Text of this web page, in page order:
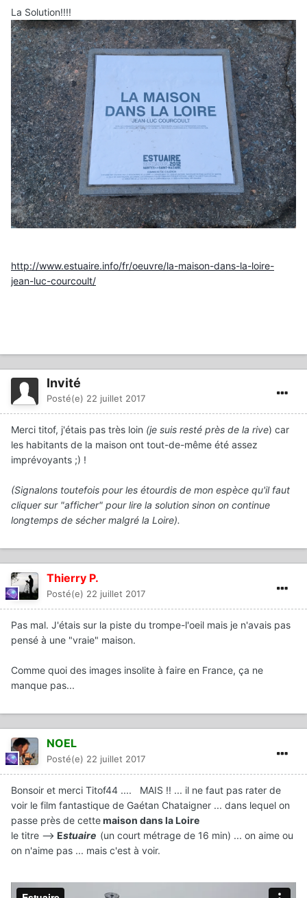
La Solution!!!!
http://www.estuaire.info/fr/oeuvre/la-maison-dans-la-loire-
jean-luc-courcoult/
Invité
Posté(e) 22 juillet 2017
Merci titof, j'étais pas très loin (je suis resté près de la rive) car
les habitants de la maison ont tout-de-même été assez
imprévoyants ;) !
(Signalons toutefois pour les étourdis de mon espèce qu'il faut
cliquer sur "afficher" pour lire la solution sinon on continue
longtemps de sécher malgré la Loire).
Thierry P.
Posté(e) 22 juillet 2017
Pas mal. J'étais sur la piste du trompe-l'oeil mais je n'avais pas
pensé à une "vraie" maison.
Comme quoi des images insolite à faire en France, ça ne
manque pas...
NOEL
Posté(e) 22 juillet 2017
Bonsoir et merci Titof44 .... MAIS !! ... il ne faut pas rater de
voir le film fantastique de Gaétan Chataigner ... dans lequel on
passe près de cettemaison dans la Loire
le titre --> Estuaire (un court métrage de 16 min) ... on aime ou
on n'aime pas ... mais c'est à voir.